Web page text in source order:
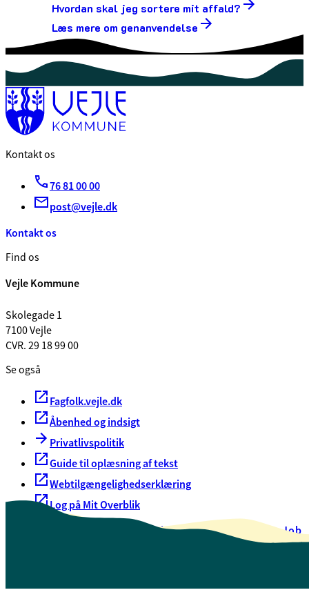
Hvordan skal jeg sortere mit affald?
Læs mere om genanvendelse
Kontakt os
76 81 00 00
post@vejle.dk
Kontakt os
Find os
Vejle Kommune
Skolegade 1
7100 Vejle
CVR. 29 18 99 00
Se også
Fagfolk.vejle.dk
Åbenhed og indsigt
Privatlivspolitik
Guide til oplæsning af tekst
Webtilgængelighedserklæring
Log på Mit Overblik
Oversigt over selvbetjeningJob